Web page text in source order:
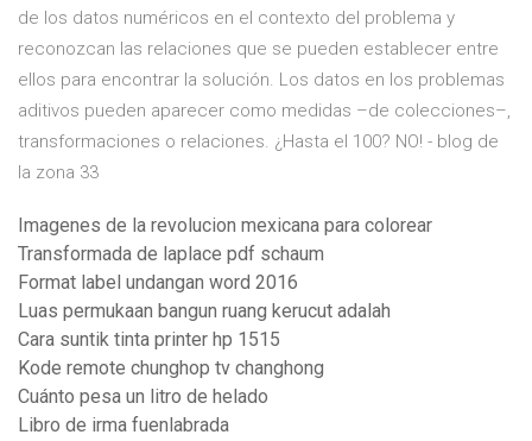
de los datos numéricos en el contexto del problema y
reconozcan las relaciones que se pueden establecer entre
ellos para encontrar la solución. Los datos en los problemas
aditivos pueden aparecer como medidas –de colecciones–,
transformaciones o relaciones. ¿Hasta el 100? NO! - blog de
la zona 33
Imagenes de la revolucion mexicana para colorear
Transformada de laplace pdf schaum
Format label undangan word 2016
Luas permukaan bangun ruang kerucut adalah
Cara suntik tinta printer hp 1515
Kode remote chunghop tv changhong
Cuánto pesa un litro de helado
Libro de irma fuenlabrada